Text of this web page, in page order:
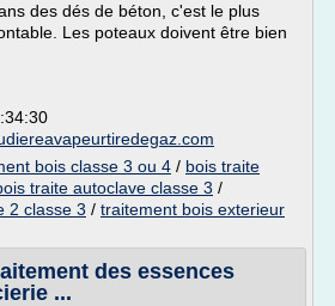
des dés de béton, c'est le plus
Les poteaux doivent être bien
bois classe 3 ou 4 / bois traite
traite autoclave classe 3 /
2 classe 3 / traitement bois exterieur
des essences
...